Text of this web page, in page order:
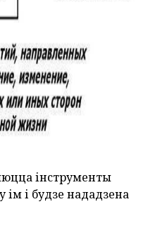
інструменты
ім і будзе нададзена